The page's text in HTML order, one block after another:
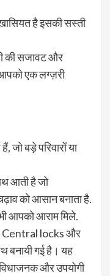
है इसकी सस्ती
की सजावट और
एक लग्ज़री
जो बड़े परिवारों या
आती है जो
को आसान बनाता है.
आपको आराम मिले.
Central locks और
गई है। यह
और उपयोगी